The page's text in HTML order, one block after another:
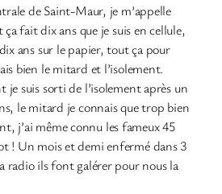
de Saint-Maur, je m’appelle
ça fait dix ans que je suis en cellule,
ans sur le papier, tout ça pour
bien le mitard et l’isolement.
je suis sorti de l’isolement après un
le mitard je connais que trop bien
j’ai même connu les fameux 45
! Un mois et demi enfermé dans 3
radio ils font galérer pour nous la